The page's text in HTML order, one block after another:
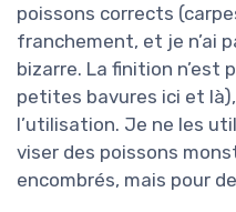
poissons corrects
franchement, et je n’ai
bizarre. La finition n’est
petites bavures ici et
l’utilisation. Je ne les
viser des poissons
encombrés, mais pour